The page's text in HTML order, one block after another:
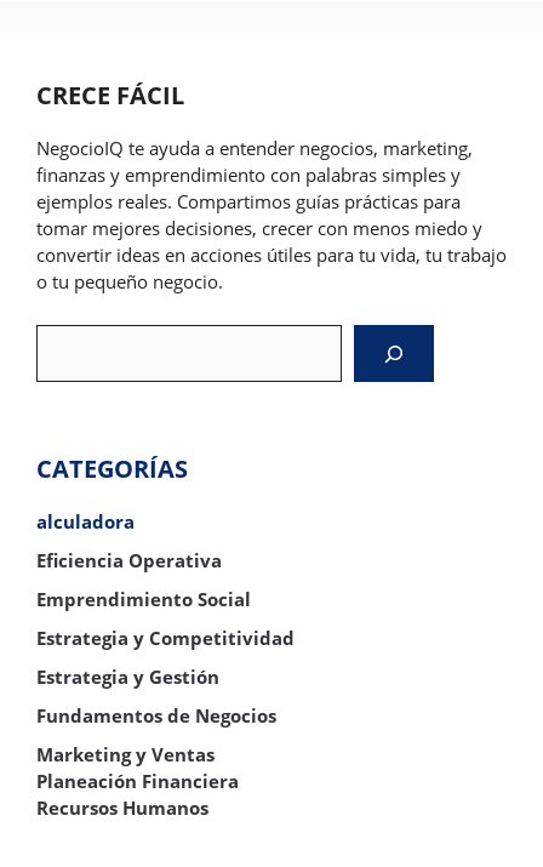
CRECE FÁCIL
NegocioIQ te ayuda a entender negocios, marketing,
finanzas y emprendimiento con palabras simples y
ejemplos reales. Compartimos guías prácticas para
tomar mejores decisiones, crecer con menos miedo y
convertir ideas en acciones útiles para tu vida, tu trabajo
o tu pequeño negocio.
CATEGORÍAS
alculadora
Eficiencia Operativa
Emprendimiento Social
Estrategia y Competitividad
Estrategia y Gestión
Fundamentos de Negocios
Marketing y Ventas
Planeación Financiera
Recursos Humanos